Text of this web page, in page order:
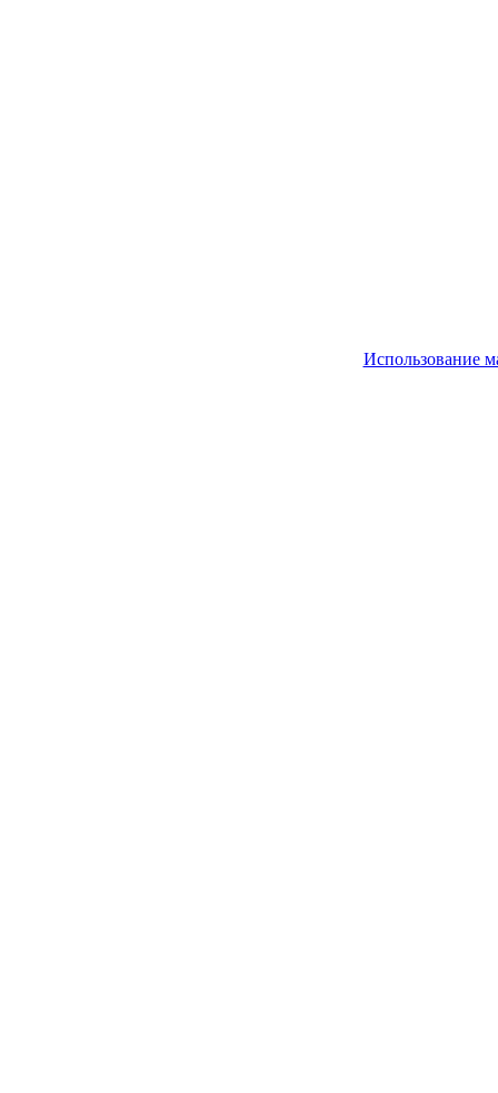
Использование